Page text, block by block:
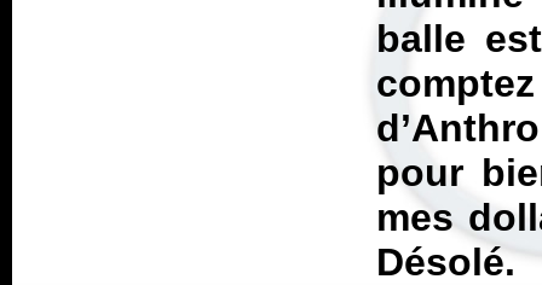
balle
d’
pour
mes
Désolé.